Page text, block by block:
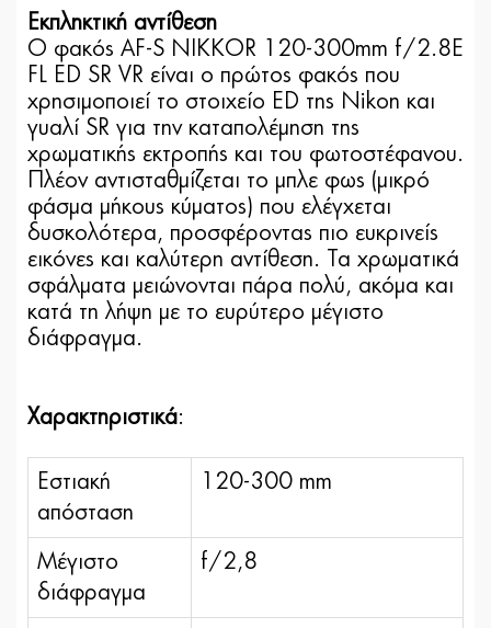
Εκπληκτική αντίθεση
Ο φακός AF-S NIKKOR 120-300mm f/2.8E
FL ED SR VR είναι ο πρώτος φακός που
χρησιμοποιεί το στοιχείο ED της Nikon και
γυαλί SR για την καταπολέμηση της
χρωματικής εκτροπής και του φωτοστέφανου.
Πλέον αντισταθμίζεται το μπλε φως (μικρό
φάσμα μήκους κύματος) που ελέγχεται
δυσκολότερα, προσφέροντας πιο ευκρινείς
εικόνες και καλύτερη αντίθεση. Τα χρωματικά
σφάλματα μειώνονται πάρα πολύ, ακόμα και
κατά τη λήψη με το ευρύτερο μέγιστο
διάφραγμα.
Χαρακτηριστικά:
Εστιακή
απόσταση
120-300 mm
Μέγιστο
διάφραγμα
f/2,8